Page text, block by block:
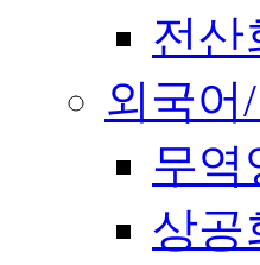
전산
외국어
무역
상공